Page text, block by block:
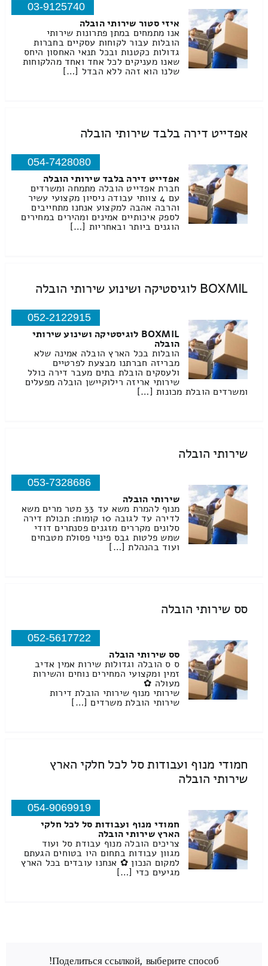
03-9125740
איזי סטור שירותי הובלה
אנו מתמחים במתן פתרונות שירותי
הובלות עבור לקוחות עסקיים בחברות
גדולות כקטנות ובכל תנאי האחסון היחס
שאנו מעניקים לכל אחד ואחד מהלקוחות
שלנו הוא זהה ללא הבדל […]
אפדייט דירה בלבד שירותי הובלה
054-7428080
אפדייט דירה בלבד שירותי הובלה
חברת אפדייט הובלה מתמחה ומשרדים
עם 4 צוותי עבודה ניסיון מקצועי עשיר
והרבה אהבה למקצוע אנחנו מתחייבים
לספק איכותיים אמינים ומהירים במחירים
הוגנים ביותר ובאחריות […]
BOXMIL לוגיסטיקה ושינוע שירותי הובלה
052-2122915
BOXMIL לוגיסטיקה ושינוע שירותי
הובלה
הובלות בכל הארץ הובלה אמינה שלא
מבריזה חברתנו מבצעת לפרטיים
ולעסקים הובלת בתים מעבר דירה כולל
שירותי אריזה רילוקיישן הובלה מפעלים
ומשרדים הובלת מכונות […]
שירותי הובלה
053-7328686
שירותי הובלה
מנוף להמרת משא עד 33 מטר מרים משא
לדירה עד לגובה 10 קומות: תכולת דירה
סלונים מקררים מזגנים פסנתרים דודי
שמש פלטות גבס פינוי פסולת מטבחים
ועוד בהנהלת […]
סס שירותי הובלה
052-5617722
סס שירותי הובלה
ס ס הובלה וגדולות שירות אמין אדיב
זמין ומקצועי המחירים נוחים והשירות
מעולה ✿
שירותי מנוף שירותי הובלת דירות
שירותי הובלת משרדים […]
חמודי מנוף ועבודות סל לכל חלקי הארץ
שירותי הובלה
054-9069919
חמודי מנוף ועבודות סל לכל חלקי
הארץ שירותי הובלה
צריכים הובלה מנוף עבודת סל ועוד
מגוון עבודות בתחום היו בטוחים הגעתם
למקום הנכון ✿ אנחנו עובדים בכל הארץ
מגיעים כדי […]
Поделиться ссылкой, выберите способ!